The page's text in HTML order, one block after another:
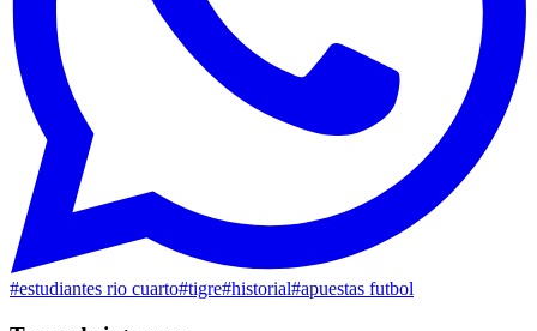
#estudiantes rio cuarto#tigre#historial#apuestas futbol